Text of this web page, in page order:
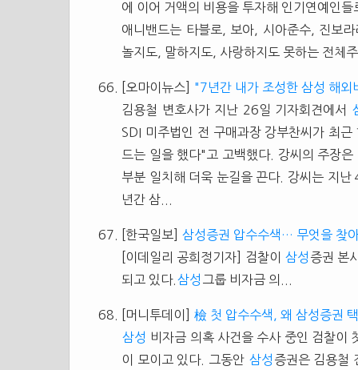
에 이어 거액의 비용을 투자해 인기연예인
애니밴드는 타블로, 보아, 시아준수, 진보
놀지도, 말하지도, 사랑하지도 못하는 전
[오마이뉴스]
"7년간 내가 조성한 삼성 해
김용철 변호사가 지난 26일 기자회견에서
SDI 미주법인 전 구매과장 강부찬씨가 최
드는 일을 했다"고 고백했다. 강씨의 주장
부분 일치해 더욱 눈길을 끈다. 강씨는 지
년간 삼...
[한국일보] 삼성증권 압수수색… 무엇을 찾
[이데일리 공희정기자] 검찰이 삼성 증권 본
되고 있다. 삼성 그룹 비자금 의...
[머니투데이] 檢 첫 압수수색, 왜 삼성증권
삼성 비자금 의혹 사건을 수사 중인 검찰이
이 모이고 있다. 그동안 삼성 증권은 김용철